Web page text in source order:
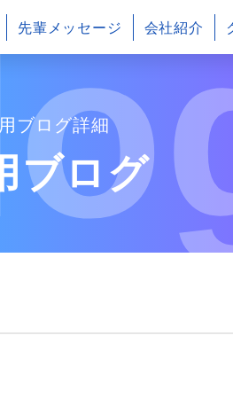
先輩メッセージ 会社紹介
ブログ詳細
ブログ